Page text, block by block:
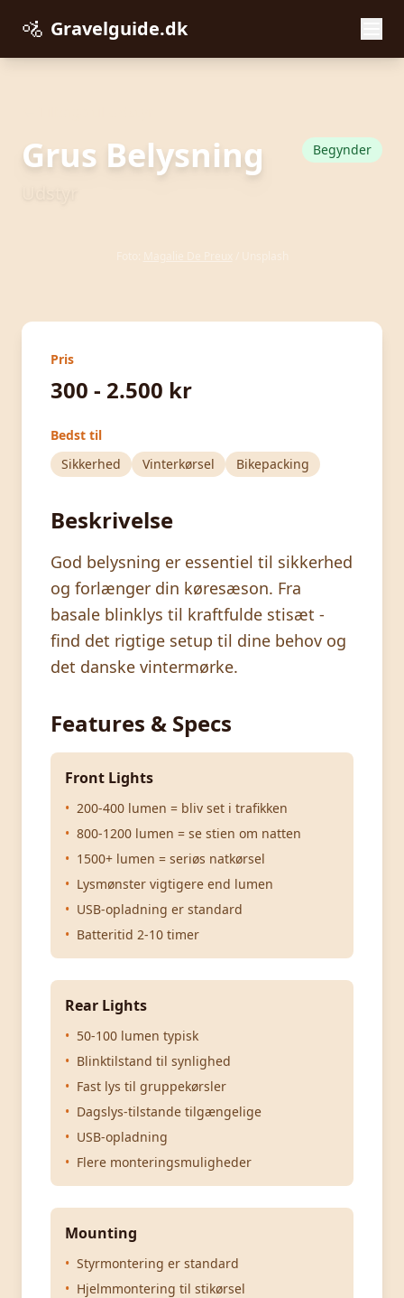
🚵 Gravelguide.dk
Grus Belysning Begynder
Pris
300 - 2.500 kr
Bedst til
Sikkerhed
Vinterkørsel Bikepacking
Beskrivelse
God belysning er essentiel til sikkerhed
og forlænger din køresæson. Fra
basale blinklys til kraftfulde stisæt -
find det rigtige setup til dine behov og
det danske vintermørke.
Features & Specs
Front Lights
• 200-400 lumen = bliv set i trafikken
• 800-1200 lumen = se stien om natten
• 1500+ lumen = seriøs natkørsel
• Lysmønster vigtigere end lumen
• USB-opladning er standard
• Batteritid 2-10 timer
Rear Lights
• 50-100 lumen typisk
• Blinktilstand til synlighed
• Fast lys til gruppekørsler
• Dagslys-tilstande tilgængelige
• USB-opladning
• Flere monteringsmuligheder
Mounting
• Styrmontering er standard
• Hjelmmontering til stikørsel